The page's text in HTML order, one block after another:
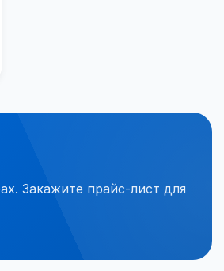
Закажите прайс-лист для